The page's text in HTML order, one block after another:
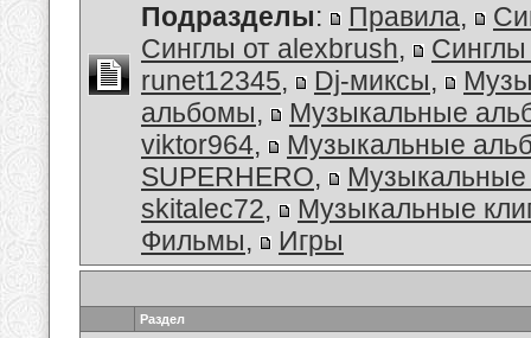
Подразделы: Правила,
Синглы от alexbrush,
Синглы
runet12345, Dj-миксы,
альбомы,
Музыкальные
viktor964,
Музыкальные
SUPERHERO,
skitalec72,
Музыкальные
Фильмы, Игры
Раздел